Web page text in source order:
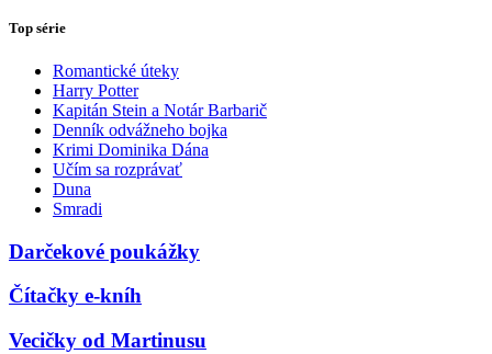
Top série
Romantické úteky
Harry Potter
Kapitán Stein a Notár Barbarič
Denník odvážneho bojka
Krimi Dominika Dána
Učím sa rozprávať
Duna
Smradi
Darčekové poukážky
Čítačky e-kníh
Vecičky od Martinusu